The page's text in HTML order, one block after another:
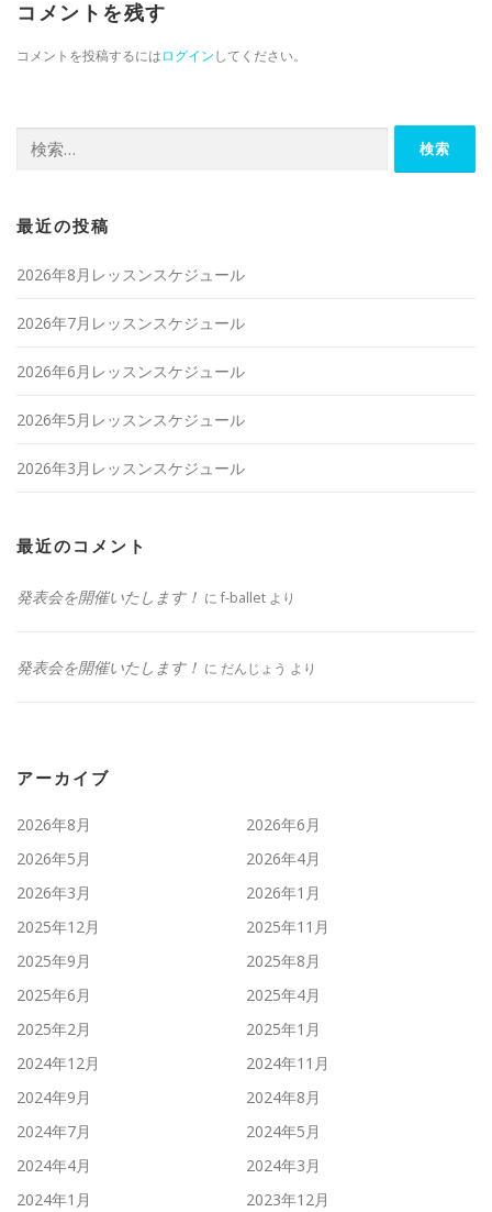
コメントを残す
コメントを投稿するにはログインしてください。
検索:
最近の投稿
2026年8月レッスンスケジュール
2026年7月レッスンスケジュール
2026年6月レッスンスケジュール
2026年5月レッスンスケジュール
2026年3月レッスンスケジュール
最近のコメント
発表会を開催いたします！ に f-ballet より
発表会を開催いたします！ に だんじょう より
アーカイブ
2026年8月
2026年6月
2026年5月
2026年4月
2026年3月
2026年1月
2025年12月
2025年11月
2025年9月
2025年8月
2025年6月
2025年4月
2025年2月
2025年1月
2024年12月
2024年11月
2024年9月
2024年8月
2024年7月
2024年5月
2024年4月
2024年3月
2024年1月
2023年12月